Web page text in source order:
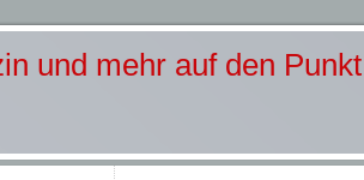
und mehr auf den